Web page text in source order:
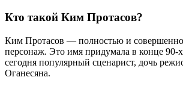
Кто такой Ким Протасов?
Ким Протасов — полностью и
персонаж. Это имя придумала в конце 90-
сегодня популярный сценарист, дочь
Оганесяна.